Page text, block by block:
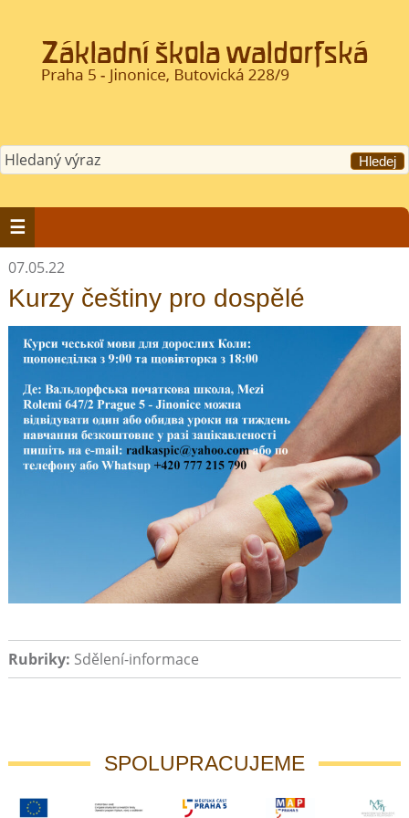
07.05.22
Kurzy češtiny pro dospělé
Rubriky: Sdělení-informace
SPOLUPRACUJEME